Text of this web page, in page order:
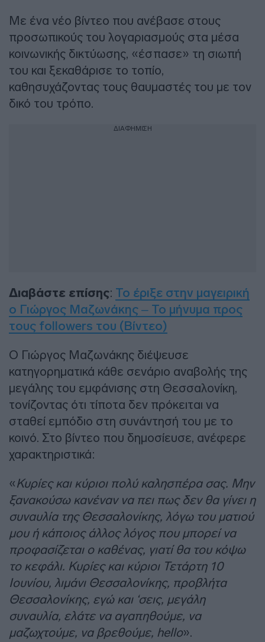
Με ένα νέο βίντεο που ανέβασε στους
προσωπικούς του λογαριασμούς στα μέσα
κοινωνικής δικτύωσης, «έσπασε» τη σιωπή
του και ξεκαθάρισε το τοπίο,
καθησυχάζοντας τους θαυμαστές του με τον
δικό του τρόπο.
ΔΙΑΦΗΜΙΣΗ
Διαβάστε επίσης: Το έριξε στην μαγειρική
ο Γιώργος Μαζωνάκης – Το μήνυμα προς
τους followers του (Βίντεο)
Ο Γιώργος Μαζωνάκης διέψευσε
κατηγορηματικά κάθε σενάριο αναβολής της
μεγάλης του εμφάνισης στη Θεσσαλονίκη,
τονίζοντας ότι τίποτα δεν πρόκειται να
σταθεί εμπόδιο στη συνάντησή του με το
κοινό. Στο βίντεο που δημοσίευσε, ανέφερε
χαρακτηριστικά:
«Κυρίες και κύριοι πολύ καλησπέρα σας. Μην
ξανακούσω κανέναν να πει πως δεν θα γίνει η
συναυλία της Θεσσαλονίκης, λόγω του ματιού
μου ή κάποιος άλλος λόγος που μπορεί να
προφασίζεται ο καθένας, γιατί θα του κόψω
το κεφάλι. Κυρίες και κύριοι Τετάρτη 10
Ιουνίου, λιμάνι Θεσσαλονίκης, προβλήτα
Θεσσαλονίκης, εγώ και ‘σεις, μεγάλη
συναυλία, ελάτε να αγαπηθούμε, να
μαζωχτούμε, να βρεθούμε, hello».